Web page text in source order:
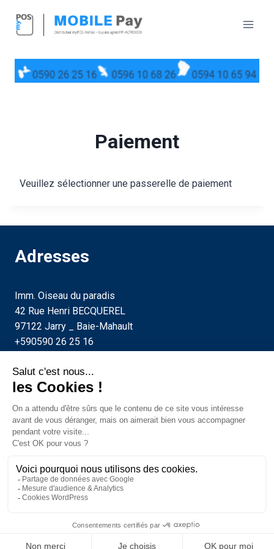
Paiement
Veuillez sélectionner une passerelle de paiement
Adresses
Imm. Oiseau du paradis
42 Rue Henri BECQUEREL
97122 Jarry _ Baie-Mahault
+590590 26 25 16
8 Lotissement Dillon stade
97200 FORT-DE-FRANCE
+596596 10 68 26
Boutique Mentions Légales
© 2026 myPOS Antilles-Guyane by MOBILEAY